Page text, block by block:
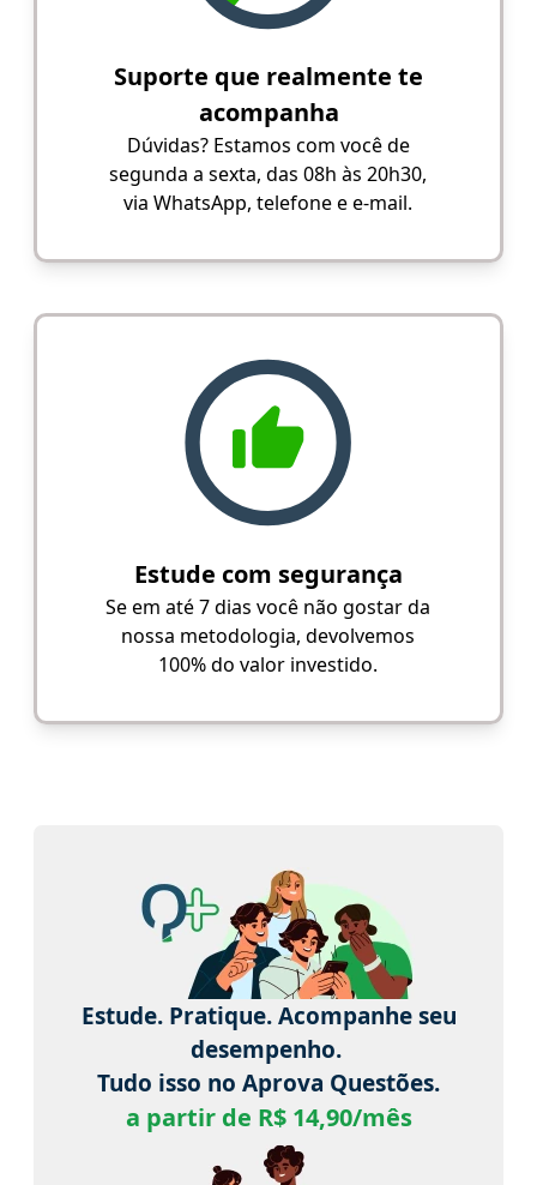
Suporte que realmente te
acompanha
Dúvidas? Estamos com você de
segunda a sexta, das 08h às 20h30,
via WhatsApp, telefone e e-mail.
Estude com segurança
Se em até 7 dias você não gostar da
nossa metodologia, devolvemos
100% do valor investido.
Estude. Pratique. Acompanhe seu
desempenho.
Tudo isso no Aprova Questões.
a partir de R$ 14,90/mês